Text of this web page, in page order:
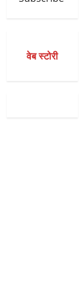
वेब स्टोरी